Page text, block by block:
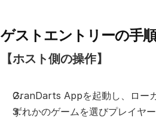
ゲストエントリーの手
【ホスト側の操作】
GranDarts Appを起動し、ロー
ずれかのゲームを選びプレイヤ